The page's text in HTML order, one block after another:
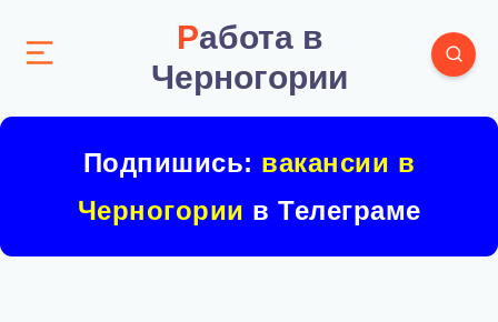
Работа в
Черногории
Подпишись: вакансии в
Черногории в Телеграме